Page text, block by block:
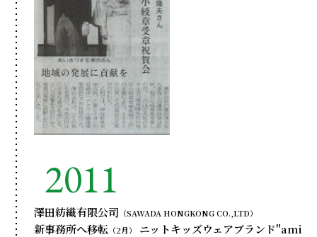
2011
澤田紡織有限公司 （SAWADA HONGKONG CO.,LTD）
新事務所へ移転 （2月）
ニットキッズウェアブランド"ami